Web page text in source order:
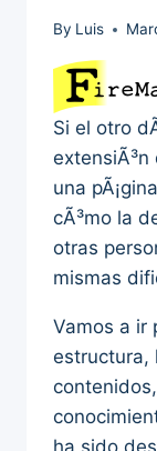
By Luis
Si el otro
una
cÃ³mo la
otras
mismas
Vamos a ir
estructura,